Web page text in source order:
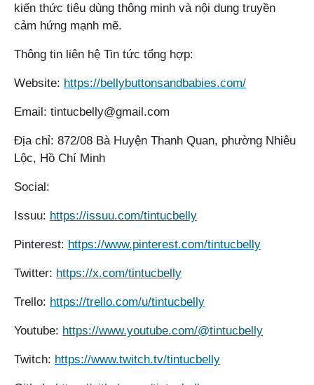
kiến thức tiêu dùng thông minh và nội dung truyền
cảm hứng mạnh mẽ.
Thông tin liên hệ Tin tức tổng hợp:
Website: https://bellybuttonsandbabies.com/
Email: tintucbelly@gmail.com
Địa chỉ: 872/08 Bà Huyện Thanh Quan, phường Nhiêu
Lộc, Hồ Chí Minh
Social:
Issuu: https://issuu.com/tintucbelly
Pinterest: https://www.pinterest.com/tintucbelly
Twitter: https://x.com/tintucbelly
Trello: https://trello.com/u/tintucbelly
Youtube: https://www.youtube.com/@tintucbelly
Twitch: https://www.twitch.tv/tintucbelly